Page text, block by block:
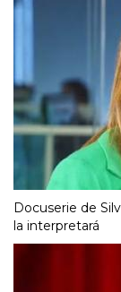
Docuserie de
la interpretará